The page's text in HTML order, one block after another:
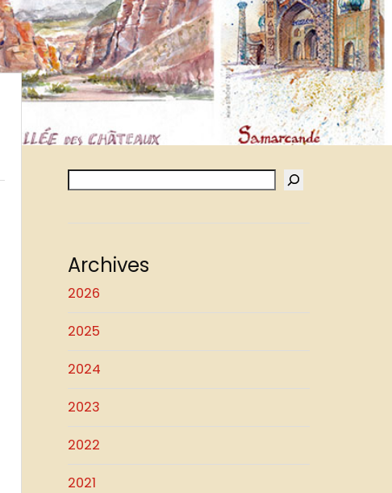
Archives
2026
2025
2024
2023
2022
2021